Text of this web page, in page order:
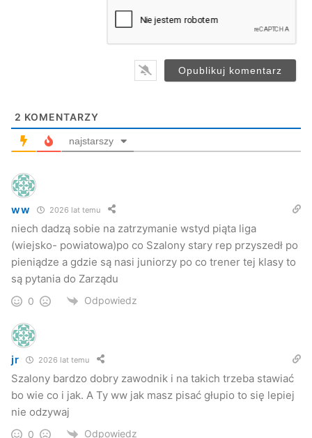
2 KOMENTARZY
najstarszy
ww 2026 lat temu
niech dadzą sobie na zatrzymanie wstyd piąta liga
(wiejsko- powiatowa)po co Szalony stary rep przyszedł po
pieniądze a gdzie są nasi juniorzy po co trener tej klasy to
są pytania do Zarządu
0 Odpowiedz
jr 2026 lat temu
Szalony bardzo dobry zawodnik i na takich trzeba stawiać
bo wie co i jak. A Ty ww jak masz pisać głupio to się lepiej
nie odzywaj
0 Odpowiedz